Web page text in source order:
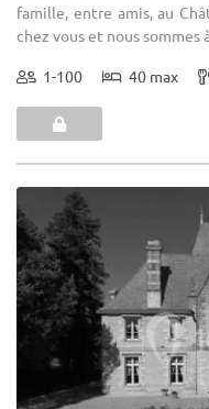
famille, entre amis, au
chez vous et nous sommes
1-100 40 max